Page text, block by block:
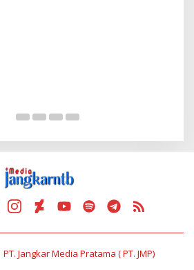
Jangkar Media Pratama ( PT. JMP)